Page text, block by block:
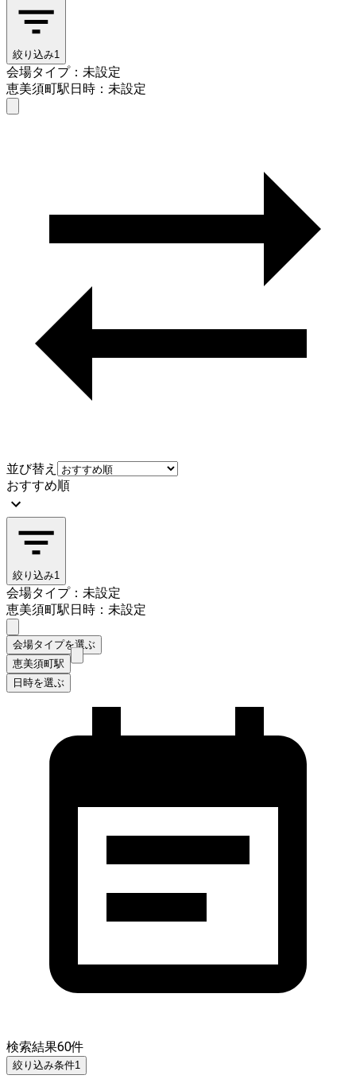
絞り込み1
会場タイプ：未設定
恵美須町駅日時：未設定
並び替え
おすすめ順
絞り込み1
会場タイプ：未設定
恵美須町駅日時：未設定
会場タイプを選ぶ
恵美須町駅
日時を選ぶ
検索結果60件
絞り込み条件1